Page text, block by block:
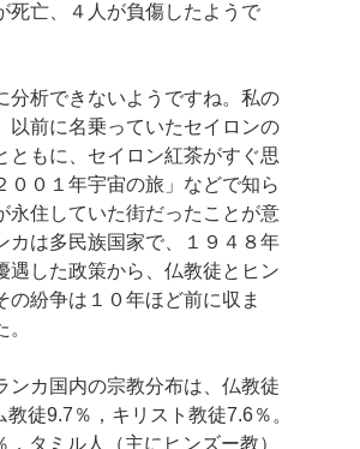
死亡、４人が負傷したようで
析できないようですね。私の
以前に名乗っていたセイロンの
ともに、セイロン紅茶がすぐ思
００１年宇宙の旅」などで知ら
永住していた街だったことが意
カは多民族国家で、１９４８年
遇した政策から、仏教徒とヒン
紛争は１０年ほど前に収ま
カ国内の宗教分布は、仏教徒
徒9.7％，キリスト教徒7.6％。
タミル人（主にヒンズー教）